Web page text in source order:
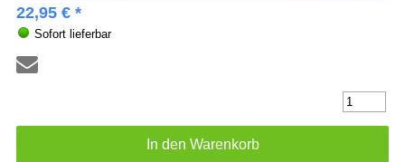
22,95 € *
Sofort lieferbar